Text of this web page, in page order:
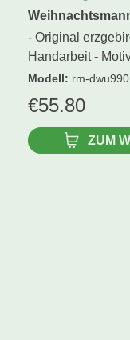
- Original
Handarbeit -
Modell: rm-
€55.80
ZUM